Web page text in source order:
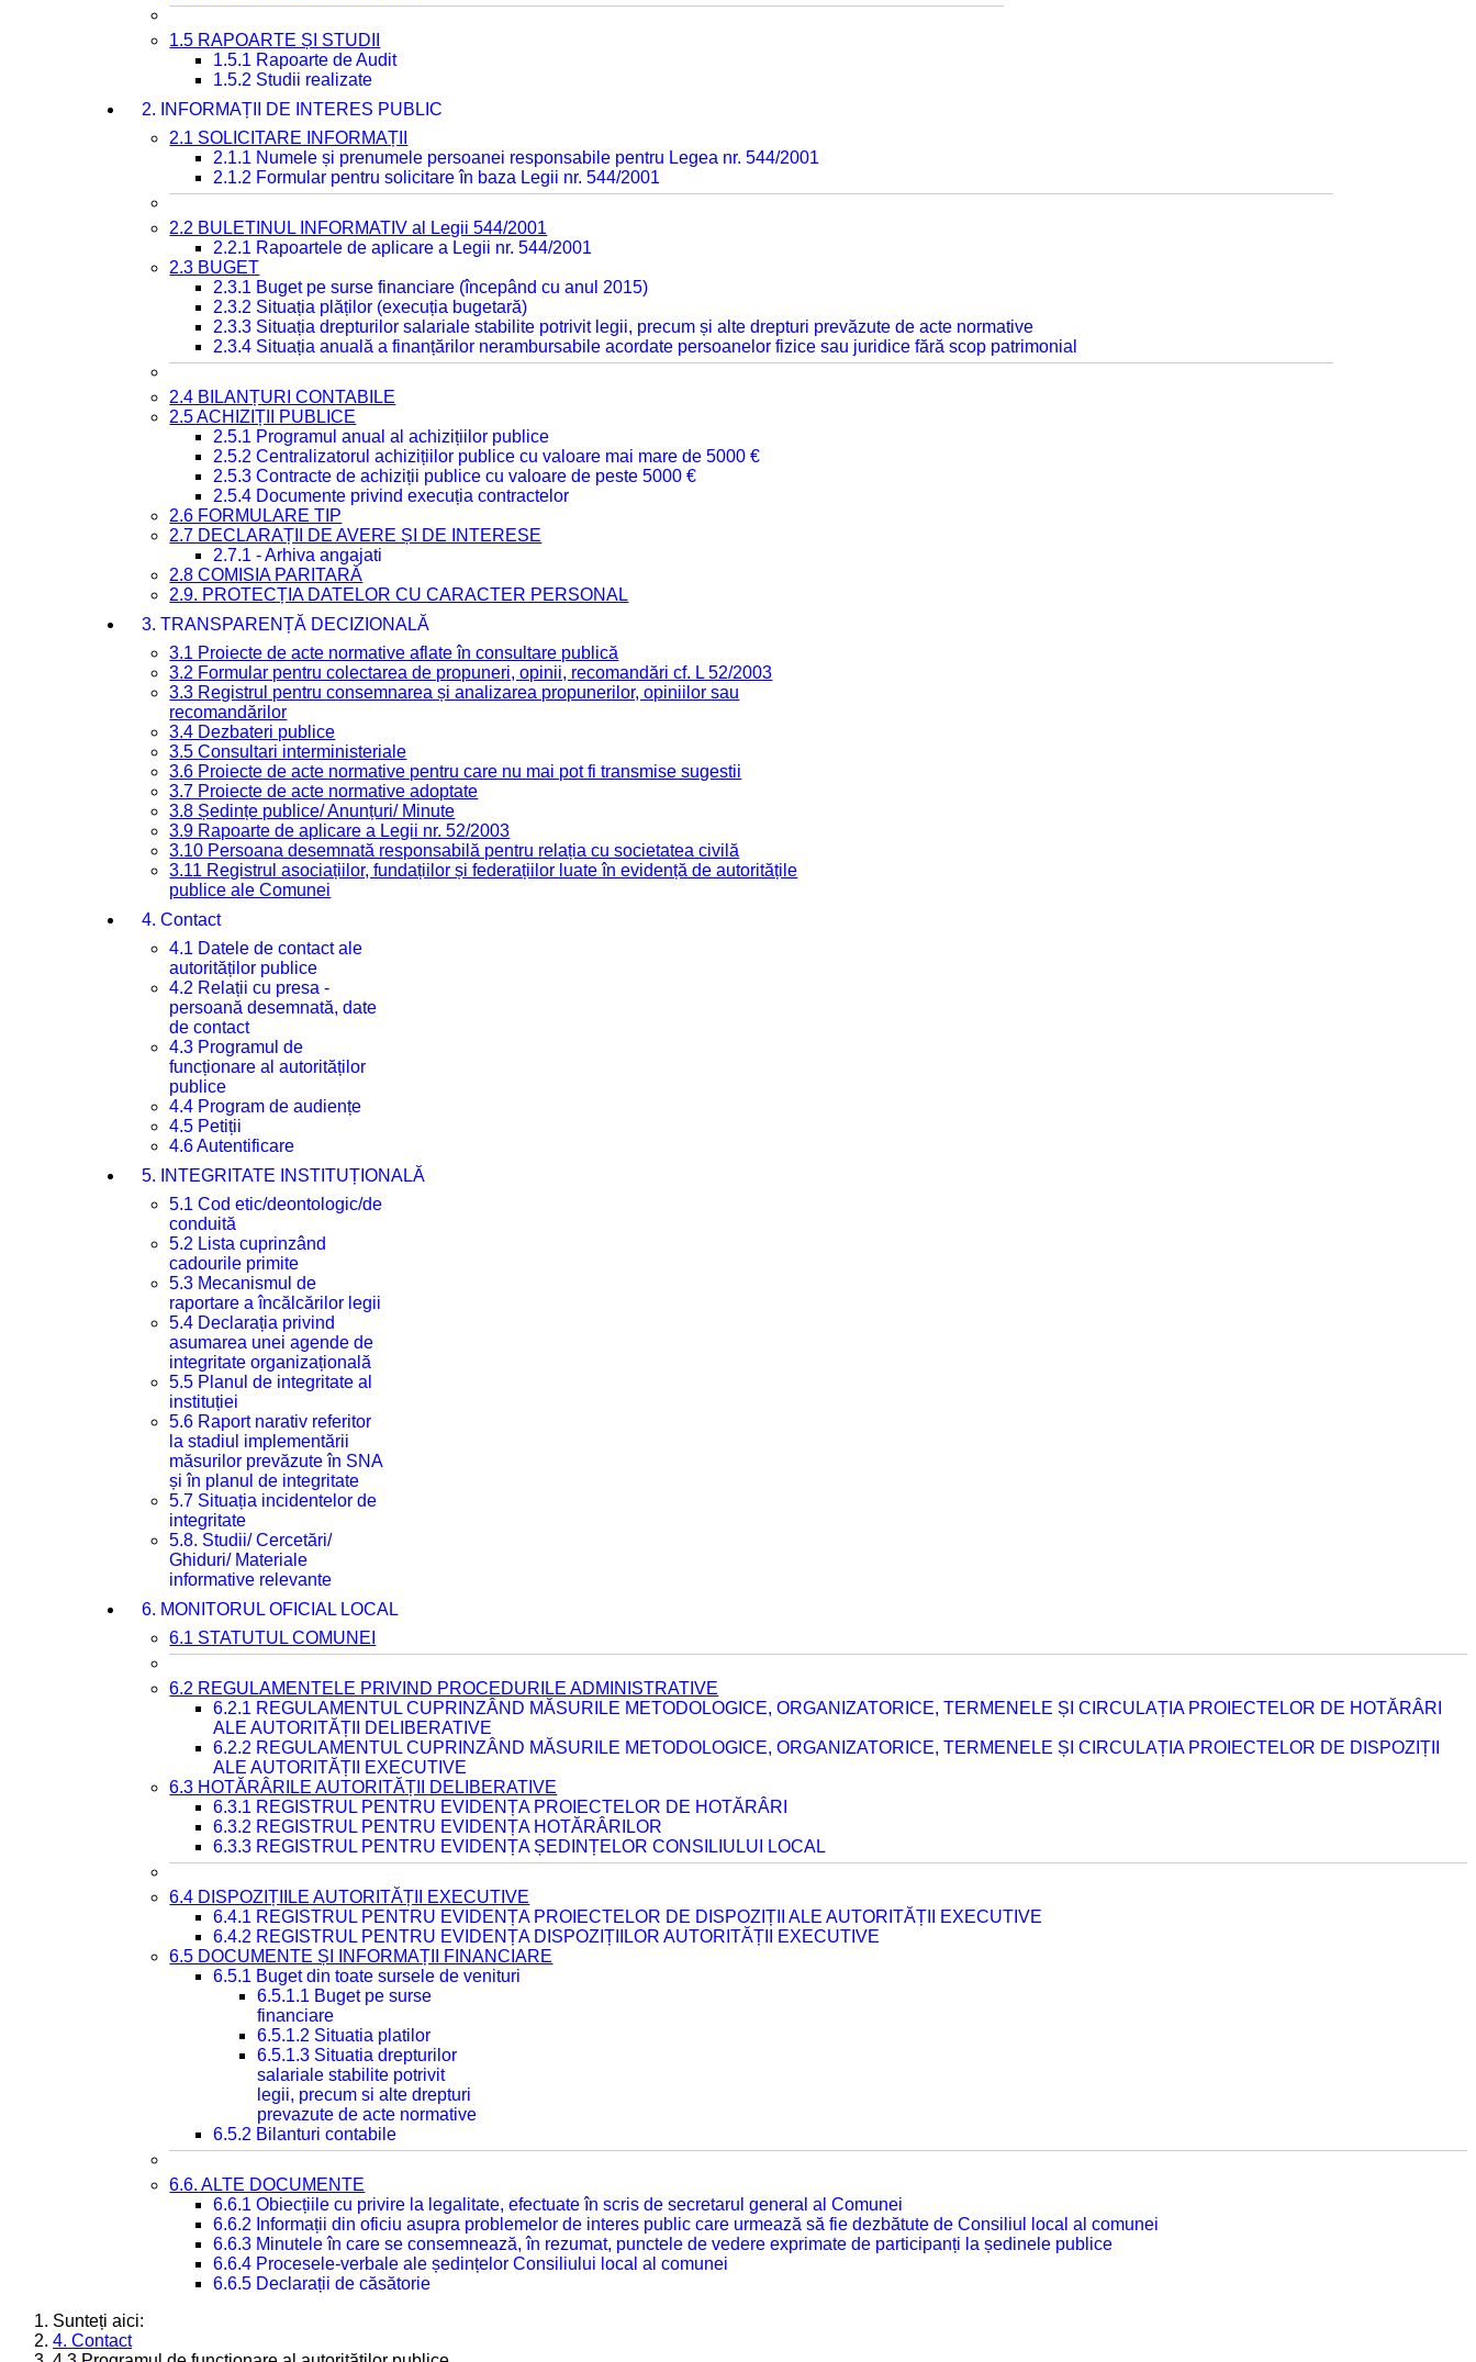
1.5 RAPOARTE ȘI STUDII
1.5.1 Rapoarte de Audit
1.5.2 Studii realizate
2. INFORMAȚII DE INTERES PUBLIC
2.1 SOLICITARE INFORMAȚII
2.1.1 Numele și prenumele persoanei responsabile pentru Legea nr. 544/2001
2.1.2 Formular pentru solicitare în baza Legii nr. 544/2001
2.2 BULETINUL INFORMATIV al Legii 544/2001
2.2.1 Rapoartele de aplicare a Legii nr. 544/2001
2.3 BUGET
2.3.1 Buget pe surse financiare (începând cu anul 2015)
2.3.2 Situația plăților (execuția bugetară)
2.3.3 Situația drepturilor salariale stabilite potrivit legii, precum și alte drepturi prevăzute de acte normative
2.3.4 Situația anuală a finanțărilor nerambursabile acordate persoanelor fizice sau juridice fără scop patrimonial
2.4 BILANȚURI CONTABILE
2.5 ACHIZIȚII PUBLICE
2.5.1 Programul anual al achizițiilor publice
2.5.2 Centralizatorul achizițiilor publice cu valoare mai mare de 5000 €
2.5.3 Contracte de achiziții publice cu valoare de peste 5000 €
2.5.4 Documente privind execuția contractelor
2.6 FORMULARE TIP
2.7 DECLARAȚII DE AVERE ȘI DE INTERESE
2.7.1 - Arhiva angajati
2.8 COMISIA PARITARĂ
2.9. PROTECȚIA DATELOR CU CARACTER PERSONAL
3. TRANSPARENȚĂ DECIZIONALĂ
3.1 Proiecte de acte normative aflate în consultare publică
3.2 Formular pentru colectarea de propuneri, opinii, recomandări cf. L 52/2003
3.3 Registrul pentru consemnarea și analizarea propunerilor, opiniilor sau
recomandărilor
3.4 Dezbateri publice
3.5 Consultari interministeriale
3.6 Proiecte de acte normative pentru care nu mai pot fi transmise sugestii
3.7 Proiecte de acte normative adoptate
3.8 Ședințe publice/ Anunțuri/ Minute
3.9 Rapoarte de aplicare a Legii nr. 52/2003
3.10 Persoana desemnată responsabilă pentru relația cu societatea civilă
3.11 Registrul asociațiilor, fundațiilor și federațiilor luate în evidență de autoritățile
publice ale Comunei
4. Contact
4.1 Datele de contact ale
autorităților publice
4.2 Relații cu presa -
persoană desemnată, date
de contact
4.3 Programul de
funcționare al autorităților
publice
4.4 Program de audiențe
4.5 Petiții
4.6 Autentificare
5. INTEGRITATE INSTITUȚIONALĂ
5.1 Cod etic/deontologic/de
conduită
5.2 Lista cuprinzând
cadourile primite
5.3 Mecanismul de
raportare a încălcărilor legii
5.4 Declarația privind
asumarea unei agende de
integritate organizațională
5.5 Planul de integritate al
instituției
5.6 Raport narativ referitor
la stadiul implementării
măsurilor prevăzute în SNA
și în planul de integritate
5.7 Situația incidentelor de
integritate
5.8. Studii/ Cercetări/
Ghiduri/ Materiale
informative relevante
6. MONITORUL OFICIAL LOCAL
6.1 STATUTUL COMUNEI
6.2 REGULAMENTELE PRIVIND PROCEDURILE ADMINISTRATIVE
6.2.1 REGULAMENTUL CUPRINZÂND MĂSURILE METODOLOGICE, ORGANIZATORICE, TERMENELE ȘI CIRCULAȚIA PROIECTELOR DE HOTĂRÂRI
ALE AUTORITĂȚII DELIBERATIVE
6.2.2 REGULAMENTUL CUPRINZÂND MĂSURILE METODOLOGICE, ORGANIZATORICE, TERMENELE ȘI CIRCULAȚIA PROIECTELOR DE DISPOZIȚII
ALE AUTORITĂȚII EXECUTIVE
6.3 HOTĂRÂRILE AUTORITĂȚII DELIBERATIVE
6.3.1 REGISTRUL PENTRU EVIDENȚA PROIECTELOR DE HOTĂRÂRI
6.3.2 REGISTRUL PENTRU EVIDENȚA HOTĂRÂRILOR
6.3.3 REGISTRUL PENTRU EVIDENȚA ȘEDINȚELOR CONSILIULUI LOCAL
6.4 DISPOZIȚIILE AUTORITĂȚII EXECUTIVE
6.4.1 REGISTRUL PENTRU EVIDENȚA PROIECTELOR DE DISPOZIȚII ALE AUTORITĂȚII EXECUTIVE
6.4.2 REGISTRUL PENTRU EVIDENȚA DISPOZIȚIILOR AUTORITĂȚII EXECUTIVE
6.5 DOCUMENTE ȘI INFORMAȚII FINANCIARE
6.5.1 Buget din toate sursele de venituri
6.5.1.1 Buget pe surse
financiare
6.5.1.2 Situatia platilor
6.5.1.3 Situatia drepturilor
salariale stabilite potrivit
legii, precum si alte drepturi
prevazute de acte normative
6.5.2 Bilanturi contabile
6.6. ALTE DOCUMENTE
6.6.1 Obiecțiile cu privire la legalitate, efectuate în scris de secretarul general al Comunei
6.6.2 Informații din oficiu asupra problemelor de interes public care urmează să fie dezbătute de Consiliul local al comunei
6.6.3 Minutele în care se consemnează, în rezumat, punctele de vedere exprimate de participanți la ședinele publice
6.6.4 Procesele-verbale ale ședințelor Consiliului local al comunei
6.6.5 Declarații de căsătorie
Sunteți aici:
4. Contact